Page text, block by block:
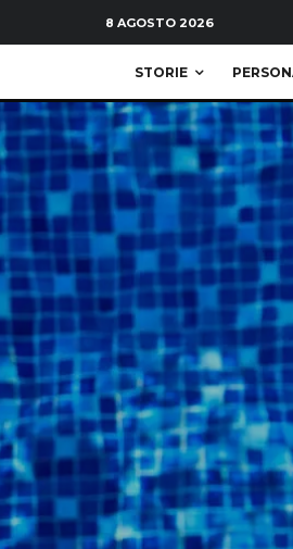
8 AGOSTO 2026
STORIE